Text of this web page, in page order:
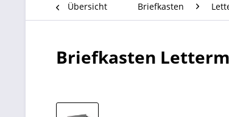
Übersicht Briefkasten
Briefkasten